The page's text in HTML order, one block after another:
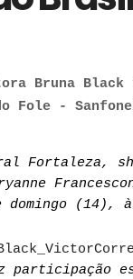
Bruna
Fole -
Fortaleza,
domingo (14),
participação